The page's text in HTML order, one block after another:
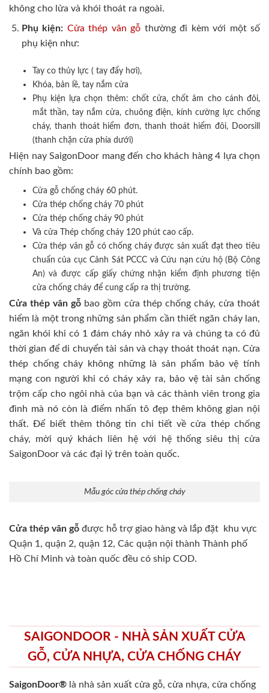
không cho lửa và khói thoát ra ngoài.
Phụ kiện: Cửa thép vân gỗ thường đi kèm với một số
phụ kiện như:
Tay co thủy lực ( tay đẩy hơi),
Khóa, bản lề, tay nắm cửa
Phụ kiện lựa chọn thêm: chốt cửa, chốt âm cho cánh đôi,
mắt thần, tay nắm cửa, chuông điện, kính cường lực chống
cháy, thanh thoát hiểm đơn, thanh thoát hiểm đôi, Doorsill
(thanh chặn cửa phía dưới)
Hiện nay SaigonDoor mang đến cho khách hàng 4 lựa chọn
chính bao gồm:
Cửa gỗ chống cháy 60 phút.
Cửa thép chống cháy 70 phút
Cửa thép chống cháy 90 phút
Và cửa Thép chống cháy 120 phút cao cấp.
Cửa thép vân gỗ có chống cháy được sản xuất đạt theo tiêu
chuẩn của cục Cảnh Sát PCCC và Cứu nạn cứu hộ (Bộ Công
An) và được cấp giấy chứng nhận kiểm định phương tiện
cửa chống cháy để cung cấp ra thị trường.
Cửa thép vân gỗ bao gồm cửa thép chống cháy, cửa thoát
hiểm là một trong những sản phẩm cần thiết ngăn cháy lan,
ngăn khói khi có 1 đám cháy nhỏ xảy ra và chúng ta có đủ
thời gian để di chuyển tài sản và chạy thoát thoát nạn. Cửa
thép chống cháy không những là sản phẩm bảo vệ tính
mạng con người khi có cháy xảy ra, bảo vệ tài sản chống
trộm cấp cho ngôi nhà của bạn và các thành viên trong gia
đình mà nó còn là điểm nhấn tô đẹp thêm không gian nội
thất. Để biết thêm thông tin chi tiết về cửa thép chống
cháy, mời quý khách liên hệ với hệ thống siêu thị cửa
SaigonDoor và các đại lý trên toàn quốc.
Mẫu góc cửa thép chống cháy
Cửa thép vân gỗ được hỗ trợ giao hàng và lắp đặt khu vực
Quận 1, quận 2, quận 12, Các quận nội thành Thành phố
Hồ Chí Minh và toàn quốc đều có ship COD.
SAIGONDOOR - NHÀ SẢN XUẤT CỬA
GỖ, CỬA NHỰA, CỬA CHỐNG CHÁY
SaigonDoor® là nhà sản xuất cửa gỗ, cửa nhựa, cửa chống